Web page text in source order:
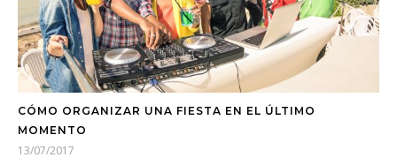
CÓMO ORGANIZAR UNA FIESTA EN EL ÚLTIMO
MOMENTO
13/07/2017